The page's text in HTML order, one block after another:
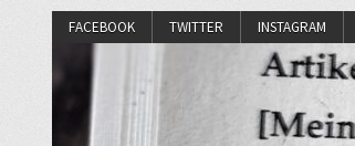
FACEBOOK TWITTER INSTAGRAM